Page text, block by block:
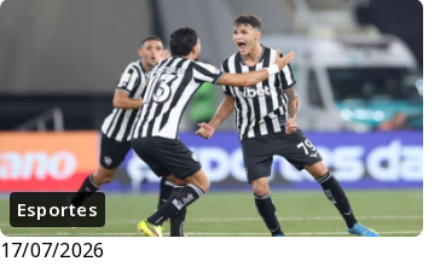
Esportes
17/07/2026